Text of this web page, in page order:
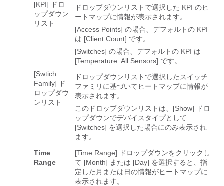
[KPI]
ドロ
ップダウン
リスト
ドロップダウンリストで選択した KPI のヒ
ートマップに情報が表示されます。
[Access Points] の場合、デフォルトの KPI
は [Client Count] です。
[Switches] の場合、デフォルトの KPI は
[Temperature: All Sensors] です。
[Swtich
Family] ド
ロップダウ
ンリスト
ドロップダウンリストで選択したスイッチ
ファミリに基づいてヒートマップに情報が
表示されます。
このドロップダウンリストは、[Show] ドロ
ップダウンでデバイスタイプとして
[Switches] を選択した場合にのみ表示され
ます。
Time
Range
[Time Range] ドロップダウンをクリックし
て [Month] または [Day] を選択すると、指
定した月または日の情報がヒートマップに
表示されます。